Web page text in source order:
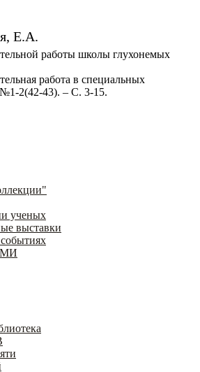
Е.А.
работы школы глухонемых
работа в специальных
2(42-43). – С. 3-15.
ученых
выставки